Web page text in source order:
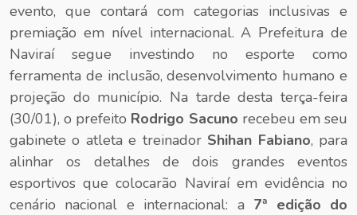
evento, que contará com categorias inclusivas e
premiação em nível internacional. A Prefeitura de
Naviraí segue investindo no esporte como
ferramenta de inclusão, desenvolvimento humano e
projeção do município. Na tarde desta terça-feira
(30/01), o prefeito Rodrigo Sacuno recebeu em seu
gabinete o atleta e treinador Shihan Fabiano, para
alinhar os detalhes de dois grandes eventos
esportivos que colocarão Naviraí em evidência no
cenário nacional e internacional: a 7ª edição do